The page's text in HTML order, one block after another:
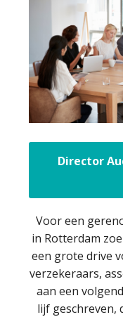
Director
Voor een
in Rotterdam
een grote drive
verzekeraars,
aan een
lijf geschreven,